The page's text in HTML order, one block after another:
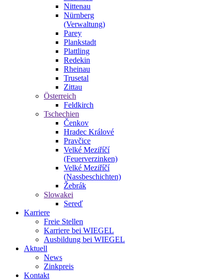
Nittenau
Nürnberg
(Verwaltung)
Parey
Plankstadt
Plattling
Redekin
Rheinau
Trusetal
Zittau
Österreich
Feldkirch
Tschechien
Čenkov
Hradec Králové
Pravčice
Velké Meziříčí
(Feuerverzinken)
Velké Meziříčí
(Nassbeschichten)
Žebrák
Slowakei
Sereď
Karriere
Freie Stellen
Karriere bei WIEGEL
Ausbildung bei WIEGEL
Aktuell
News
Zinkpreis
Kontakt